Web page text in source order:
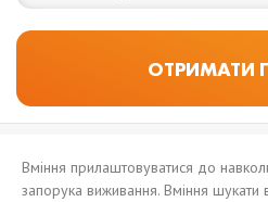
Вміння прилаштовуватися до
запорука виживання. Вміння шукати